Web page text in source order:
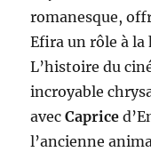
romanesque,
Efira un rôle à
L’histoire du
incroyable
avecCaprice
l’ancienne